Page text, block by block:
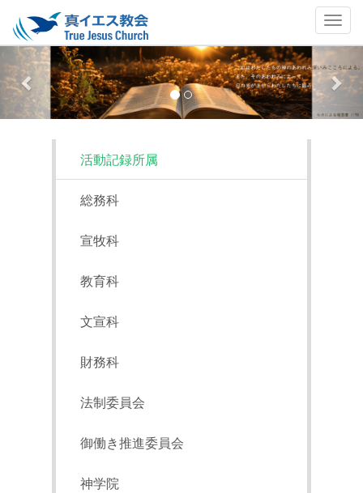
Previous
活動記録所属
総務科
宣牧科
教育科
文宣科
財務科
法制委員会
御働き推進委員会
神学院